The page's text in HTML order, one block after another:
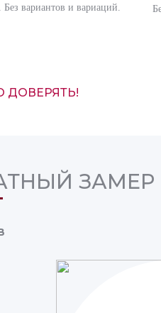
вариантов и вариаций.
ДОВЕРЯТЬ!
ЗАМЕР